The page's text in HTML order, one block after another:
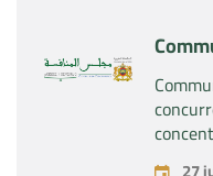
Sabril
SA »
la